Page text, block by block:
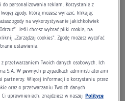
Nagród Naukowych
w redakcji tygodnika
wzięła Minister Nauki
stopnia, m.in. prof. Tomasz
oraz prof. Jan Madey.
w wydarzeniu wzięła udział
personalizowania reklam. Korzystanie z
zgody, którą możesz wyrazić, klikając
zgody na wykorzystywanie jakichkolwiek
Jeśli chcesz wybrać pliki cookie, na
„Zarządzaj cookies”. Zgodę możesz wycofać
ustawienia.
przetwarzaniem Twoich danych osobowych. Ich
S.A. W pewnych przypadkach administratorami
partnerzy. Więcej informacji o korzystaniu przez
oraz o przetwarzaniu Twoich danych
uprawnieniach, znajdziesz w naszej Polityce